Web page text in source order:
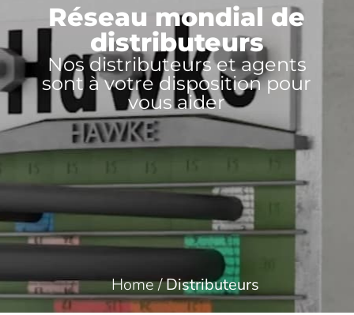
Réseau mondial de
distributeurs
Nos distributeurs et agents
sont à votre disposition pour
vous aider
Home/Distributeurs